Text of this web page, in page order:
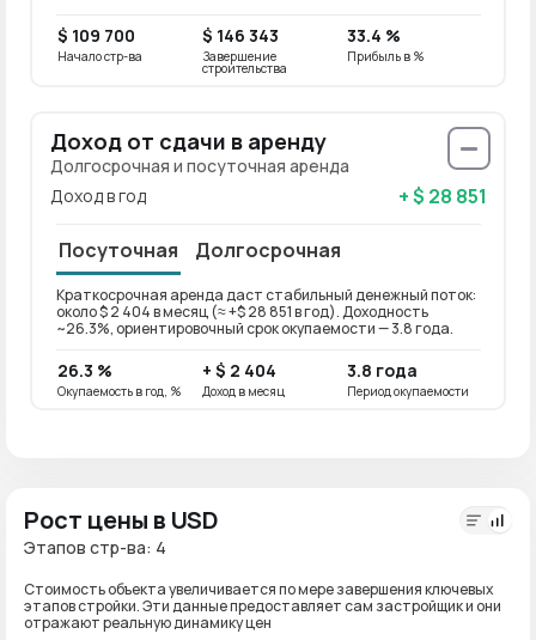
$ 109 700
Начало стр-ва
$ 146 343
Завершение
строительства
33.4 %
Прибыль в %
Доход от сдачи в аренду
Долгосрочная и посуточная аренда
Доход в год
+ $ 28 851
Посуточная Долгосрочная
Краткосрочная аренда даст стабильный денежный поток:
около $ 2 404 в месяц (≈ +$ 28 851 в год). Доходность
~26.3%, ориентировочный срок окупаемости — 3.8 года.
26.3 %
Окупаемость в год, %
+ $ 2 404
Доход в месяц
3.8 года
Период окупаемости
Рост цены в USD
Этапов стр-ва: 4
Стоимость объекта увеличивается по мере завершения ключевых
этапов стройки. Эти данные предоставляет сам застройщик и они
отражают реальную динамику цен